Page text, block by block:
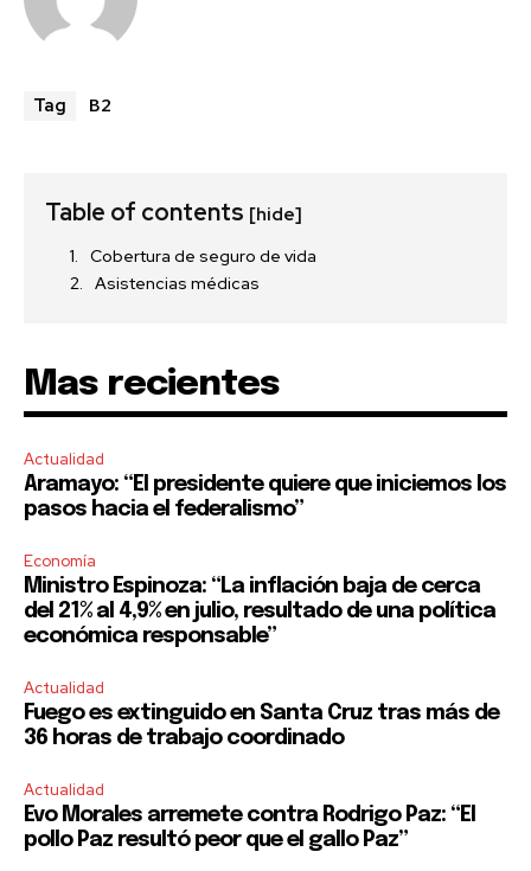
Tag B2
Table of contents [hide]
Cobertura de seguro de vida
Asistencias médicas
Mas recientes
Actualidad
Aramayo: “El presidente quiere que iniciemos los
pasos hacia el federalismo”
Economía
Ministro Espinoza: “La inflación baja de cerca
del 21% al 4,9% en julio, resultado de una política
económica responsable”
Actualidad
Fuego es extinguido en Santa Cruz tras más de
36 horas de trabajo coordinado
Actualidad
Evo Morales arremete contra Rodrigo Paz: “El
pollo Paz resultó peor que el gallo Paz”